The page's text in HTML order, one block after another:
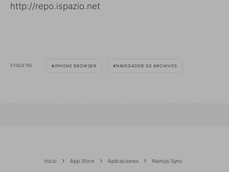
http://repo.ispazio.net
ETIQUETAS IPHONE BROWSER NAVEGADOR DE ARCHIVOS
Inicio App Store Aplicaciones Nemus Sync